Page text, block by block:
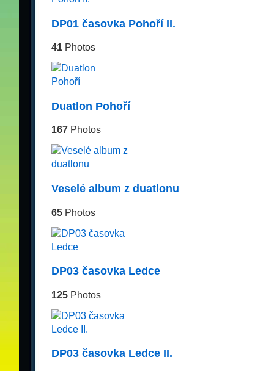
DP01 časovka Pohoří II.
41Photos
Duatlon Pohoří
167Photos
Veselé album z duatlonu
65Photos
DP03 časovka Ledce
125Photos
DP03 časovka Ledce II.